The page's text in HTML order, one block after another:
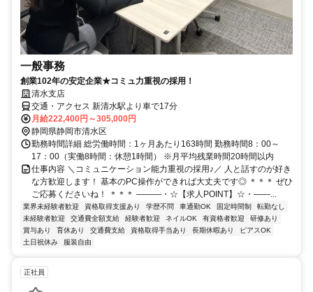
一般事務
創業102年の安定企業★コミュ力重視の採用！
清水支店
交通・アクセス 新清水駅より車で17分
月給222,400円～305,000円
静岡県静岡市清水区
勤務時間詳細 総労働時間：1ヶ月あたり163時間 勤務時間8：00～
17：00（実働8時間：休憩1時間） ※月平均残業時間20時間以内
仕事内容 ＼コミュニケーション能力重視の採用♪／ 人と話すのが好き
な方歓迎します！ 基本のPC操作ができれば大丈夫です◎ ＊＊＊ ぜひ
ご応募くださいね！ ＊＊＊ ―――・☆【求人POINT】☆・――...
業界未経験者歓迎 資格取得支援あり 学歴不問 車通勤OK 固定時間制
転勤なし
未経験者歓迎
交通費全額支給 経験者歓迎 ネイルOK 有資格者歓迎
研修あり
賞与あり
育休あり 交通費支給 資格取得手当あり 長期休暇あり
ピアスOK
土日祝休み
服装自由
正社員